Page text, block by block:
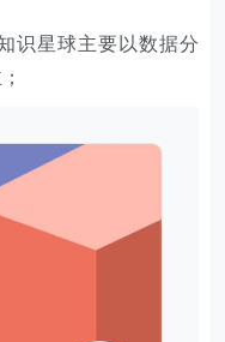
识星球主要以数据分